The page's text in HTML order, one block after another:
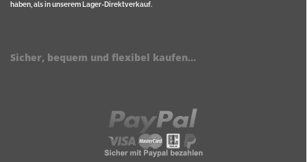
haben, als in unserem Lager-Direktverkauf.
Sicher, bequem und flexibel kaufen...